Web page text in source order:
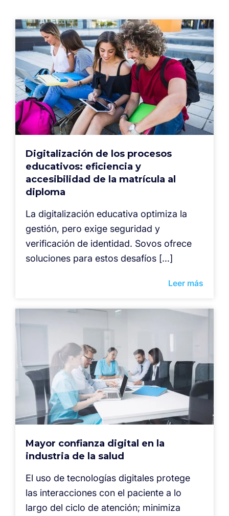
Digitalización de los procesos
educativos: eficiencia y
accesibilidad de la matrícula al
diploma
La digitalización educativa optimiza la
gestión, pero exige seguridad y
verificación de identidad. Sovos ofrece
soluciones para estos desafíos […]
Leer más
Mayor confianza digital en la
industria de la salud
El uso de tecnologías digitales protege
las interacciones con el paciente a lo
largo del ciclo de atención; minimiza